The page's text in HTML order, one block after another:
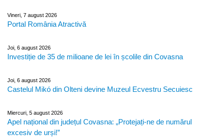
Vineri, 7 august 2026
Portal România Atractivă
Joi, 6 august 2026
Investiție de 35 de milioane de lei în școlile din Covasna
Joi, 6 august 2026
Castelul Mikó din Olteni devine Muzeul Ecvestru Secuiesc
Miercuri, 5 august 2026
Apel național din județul Covasna: „Protejați-ne de numărul
excesiv de urși!”